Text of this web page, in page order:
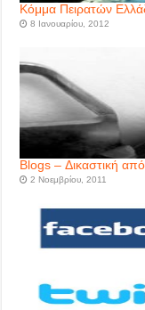
Κόμμα Πειρατών
8 Ιανουαρίου, 2012
Blogs – Δικαστική
2 Νοεμβρίου, 2011